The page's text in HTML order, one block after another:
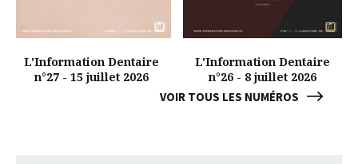
VOIR TOUS LES NUMÉROS
L'Information Dentaire
n°27 - 15 juillet 2026
L'Information Dentaire
n°26 - 8 juillet 2026